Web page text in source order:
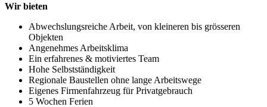
Wir bieten
Abwechslungsreiche Arbeit, von kleineren bis grösseren
Objekten
Angenehmes Arbeitsklima
Ein erfahrenes & motiviertes Team
Hohe Selbstständigkeit
Regionale Baustellen ohne lange Arbeitswege
Eigenes Firmenfahrzeug für Privatgebrauch
5 Wochen Ferien